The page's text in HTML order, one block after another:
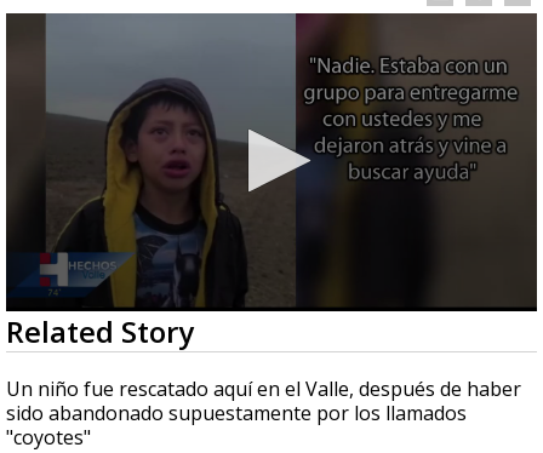
0
seconds
of
1
minute,
32
seconds
Related Story
Un niño fue rescatado aquí en el Valle, después de haber
sido abandonado supuestamente por los llamados
"coyotes"